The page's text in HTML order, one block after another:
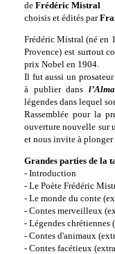
de Frédéric Mistral
choisis et édités par
Frédéric Mistral (né en
Provence) est surtout
prix Nobel en 1904.
Il fut aussi un
à publier dans
légendes dans lequel
Rassemblée pour la
ouverture nouvelle sur
et nous invite à plonger
Grandes parties de la
- Introduction
- Le Poète Frédéric
- Le monde du conte
- Contes merveilleux
- Légendes chrétiennes
- Contes d'animaux
- Contes facétieux